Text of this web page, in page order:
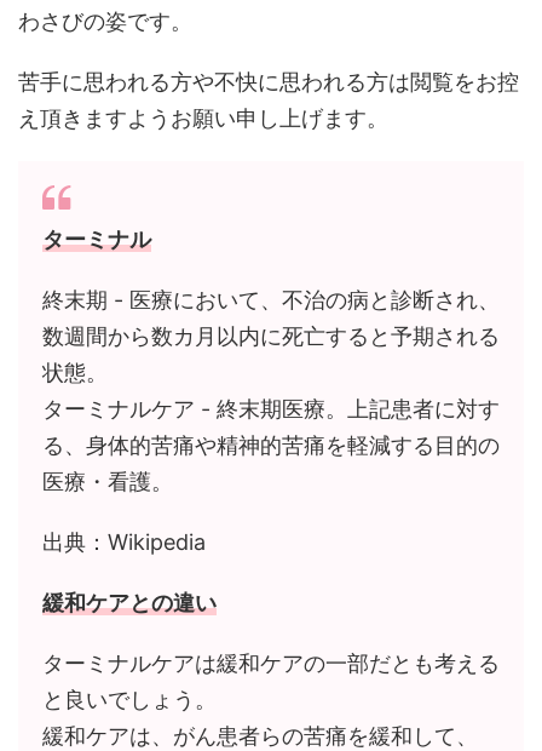
わさびの姿です。
苦手に思われる方や不快に思われる方は閲覧をお控
え頂きますようお願い申し上げます。
ターミナル
終末期 - 医療において、不治の病と診断され、
数週間から数カ月以内に死亡すると予期される
状態。
ターミナルケア - 終末期医療。上記患者に対す
る、身体的苦痛や精神的苦痛を軽減する目的の
医療・看護。
出典：Wikipedia
緩和ケアとの違い
ターミナルケアは緩和ケアの一部だとも考える
と良いでしょう。
緩和ケアは、がん患者らの苦痛を緩和して、